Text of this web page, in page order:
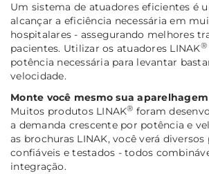
Um sistema de atuadores eficientes é
alcançar a eficiência necessária em
hospitalares - assegurando melhores
pacientes. Utilizar os atuadores LINAK®
potência necessária para levantar
velocidade.
Monte você mesmo sua
Muitos produtos LINAK® foram
a demanda crescente por potência e
as brochuras LINAK, você verá
confiáveis e testados - todos
integração.